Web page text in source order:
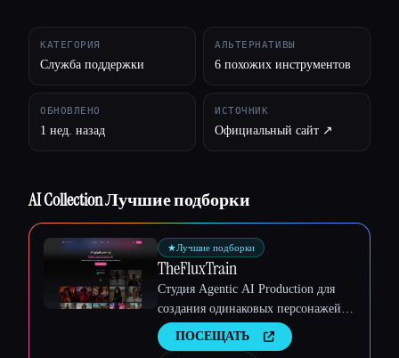
КАТЕГОРИЯ
Служба поддержки
АЛЬТЕРНАТИВЫ
6 похожих инструментов
ОБНОВЛЕНО
1 нед. назад
ИСТОЧНИК
Официальный сайт ↗︎
AI Collection Лучшие подборки
★Лучшие подборки
TheFluxTrain
Студия Agentic AI Production для
создания одинаковых персонажей,
рабочих процессов и видео
ПОСЕЩАТЬ